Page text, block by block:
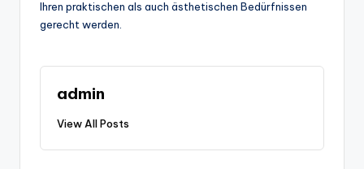
Ihren praktischen als auch ästhetischen Bedürfnissen
gerecht werden.
admin
View All Posts